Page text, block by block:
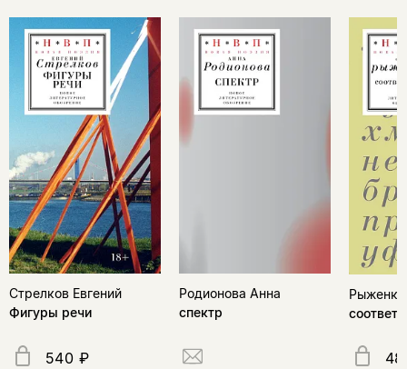
Стрелков Евгений
Фигуры речи
540 ₽
Родионова Анна
спектр